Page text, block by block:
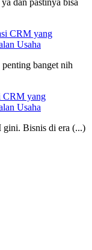
dan pastinya bisa
CRM yang
Usaha
banget nih
CRM yang
Usaha
gini. Bisnis di era (...)